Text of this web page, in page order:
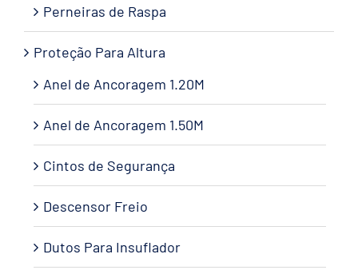
Perneiras de Raspa
Proteção Para Altura
Anel de Ancoragem 1.20M
Anel de Ancoragem 1.50M
Cintos de Segurança
Descensor Freio
Dutos Para Insuflador